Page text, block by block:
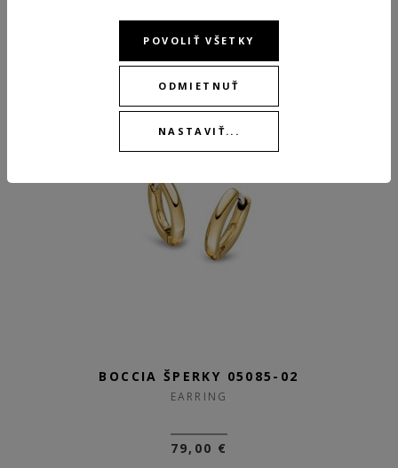
99,00 €
SKLADOM
BOCCIA ŠPERKY 05085-02
EARRING
79,00 €
POVOLIŤ VŠETKY
ODMIETNUŤ
NASTAVIŤ...